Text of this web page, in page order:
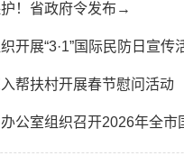
！省政府令发布→
开展“3·1”国际民防日宣传
帮扶村开展春节慰问活动
公室组织召开2026年全